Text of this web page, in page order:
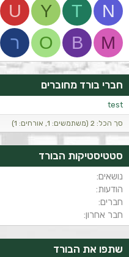
N
T
Y
U
M
B
O ר
חברי בורד מחוברים
test
סך הכל: 2 (משתמשים: 1, אורחים: 1)
סטטיסטיקות הבורד
נושאים
הודעות
חברים
חבר אחרון
שתפו את הבורד